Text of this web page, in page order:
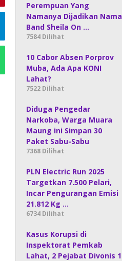
Perempuan Yang
Namanya Dijadikan Nama
Band Sheila On …
7584 Dilihat
10 Cabor Absen Porprov
Muba, Ada Apa KONI
Lahat?
7522 Dilihat
Diduga Pengedar
Narkoba, Warga Muara
Maung ini Simpan 30
Paket Sabu-Sabu
7368 Dilihat
PLN Electric Run 2025
Targetkan 7.500 Pelari,
Incar Pengurangan Emisi
21.812 Kg …
6734 Dilihat
Kasus Korupsi di
Inspektorat Pemkab
Lahat, 2 Pejabat Divonis 1